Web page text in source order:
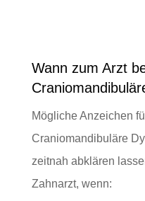
Wann zum Arzt
Mögliche Anzeichen
Craniomandibuläre
zeitnah abklären
Zahnarzt, wenn: